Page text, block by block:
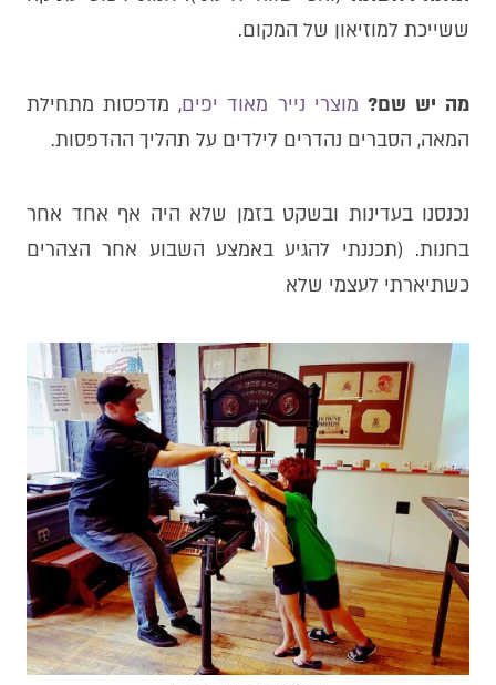
ששייכת למוזיאון של המקום.
מה יש שם? מוצרי נייר מאוד יפים, מדפסות מתחילת
המאה, הסברים נהדרים לילדים על תהליך ההדפסות.
נכנסנו בעדינות ובשקט בזמן שלא היה אף אחד אחר
בחנות. (תכננתי להגיע באמצע השבוע אחר הצהרים
כשתיארתי לעצמי שלא